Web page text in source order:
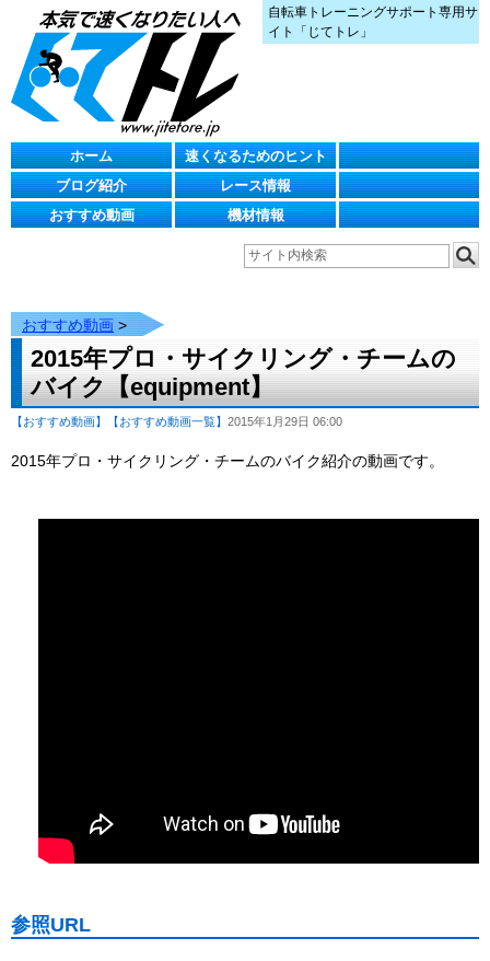
自転車トレーニングサポート専用サ
イト「じてトレ」
ホーム
速くなるためのヒント
ブログ紹介
レース情報
おすすめ動画
機材情報
おすすめ動画 >
2015年プロ・サイクリング・チームの
バイク【equipment】
【おすすめ動画】 【おすすめ動画一覧】 2015年1月29日 06:00
2015年プロ・サイクリング・チームのバイク紹介の動画です。
参照URL